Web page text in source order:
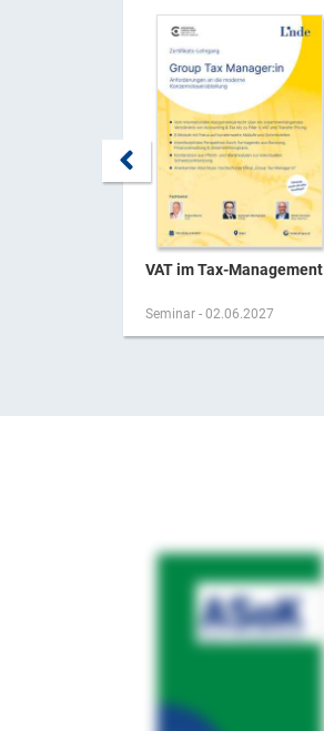
VAT im Tax-Management
Seminar - 02.06.2027